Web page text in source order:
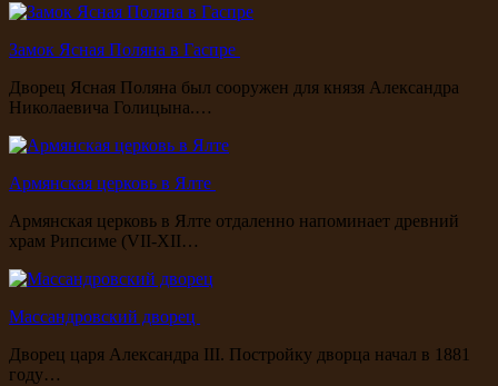
Замок Ясная Поляна в Гаспре
Дворец Ясная Поляна был сооружен для князя Александра
Николаевича Голицына.…
Армянская церковь в Ялте
Армянская церковь в Ялте отдаленно напоминает древний
храм Рипсиме (VII-XII…
Массандровский дворец
Дворец царя Александра III. Постройку дворца начал в 1881
году…